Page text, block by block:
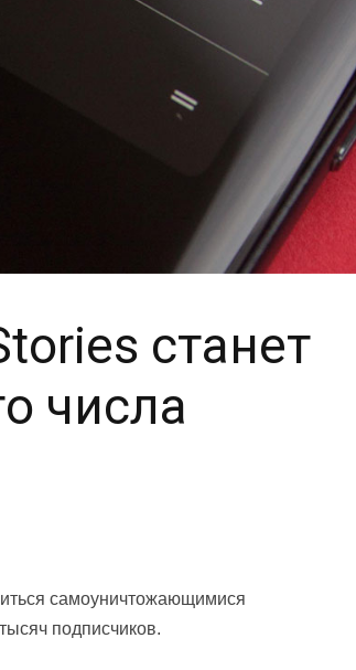
станет
числа
самоуничтожающимися
подписчиков.